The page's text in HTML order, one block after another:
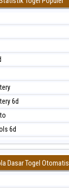
6d
Day
6d
6d
6d
6d
Dasar Togel Otomatis